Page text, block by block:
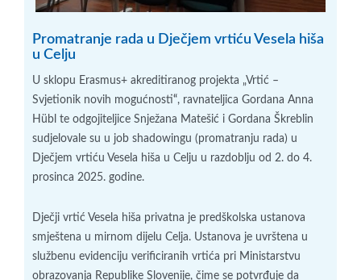
Promatranje rada u Dječjem vrtiću Vesela hiša
u Celju
U sklopu Erasmus+ akreditiranog projekta „Vrtić –
Svjetionik novih mogućnosti“, ravnateljica Gordana Anna
Hübl te odgojiteljice Snježana Matešić i Gordana Škreblin
sudjelovale su u job shadowingu (promatranju rada) u
Dječjem vrtiću Vesela hiša u Celju u razdoblju od 2. do 4.
prosinca 2025. godine.
Dječji vrtić Vesela hiša privatna je predškolska ustanova
smještena u mirnom dijelu Celja. Ustanova je uvrštena u
službenu evidenciju verificiranih vrtića pri Ministarstvu
obrazovanja Republike Slovenije, čime se potvrđuje da